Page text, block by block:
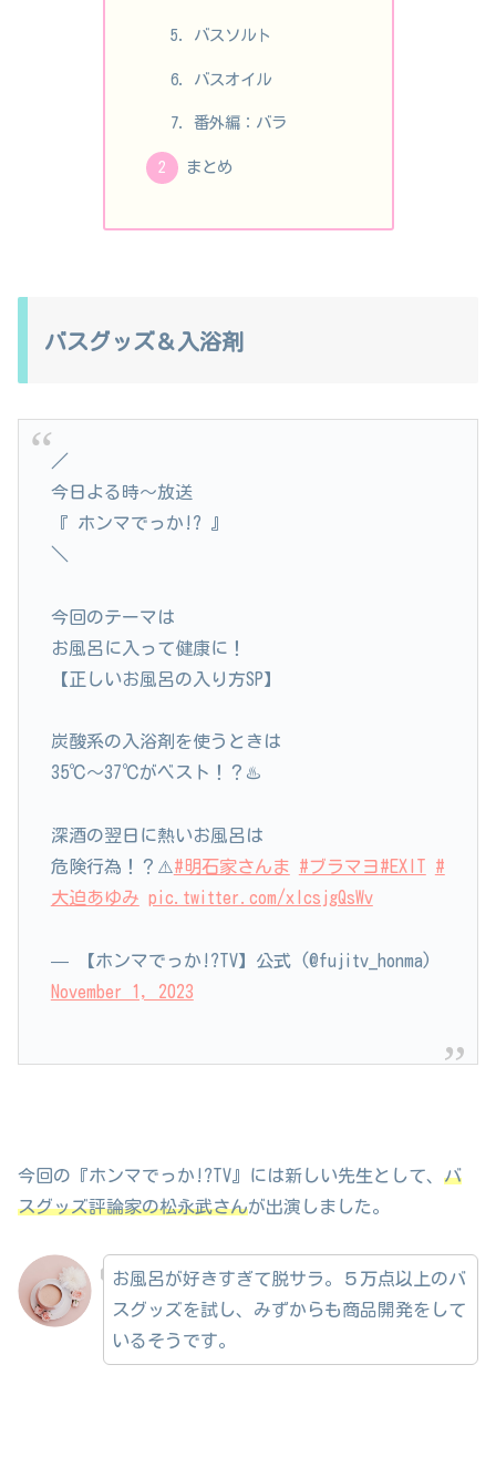
バスソルト
バスオイル
番外編：バラ
まとめ
バスグッズ＆入浴剤
／
今日よる時～放送
『 ホンマでっか!? 』
＼
今回のテーマは
お風呂に入って健康に！
【正しいお風呂の入り方SP】
炭酸系の入浴剤を使うときは
35℃〜37℃がベスト！？♨️
深酒の翌日に熱いお風呂は
危険行為！？⚠️#明石家さんま #ブラマヨ#EXIT
#
大迫あゆみ pic.twitter.com/xIcsjgQsWv
— 【ホンマでっか!?TV】公式 (@fujitv_honma)
November 1, 2023
今回の『ホンマでっか!?TV』には新しい先生として、 バ
スグッズ評論家の松永武さんが出演しました。
お風呂が好きすぎて脱サラ。５万点以上のバ
スグッズを試し、みずからも商品開発をして
いるそうです。